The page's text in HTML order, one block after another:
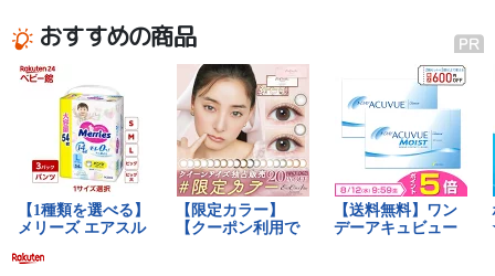
おすすめの商品